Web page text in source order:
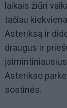
laikais žiūri
tačiau
Asteriksą ir
draugus ir
Asterikso
sostinės.